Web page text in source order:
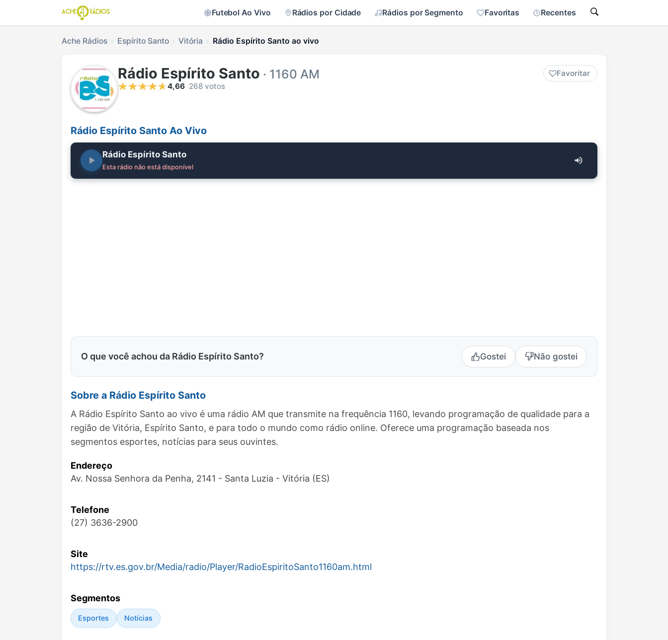
Futebol Ao Vivo Rádios por Cidade Rádios por Segmento Favoritas Recentes
Ache Rádios Espírito Santo Vitória Rádio Espírito Santo ao vivo
Rádio Espírito Santo · 1160 AM
Favoritar
4,66 268 votos
Rádio Espírito Santo Ao Vivo
Rádio Espírito Santo
Esta rádio não está disponível
O que você achou da Rádio Espírito Santo? Gostei Não gostei
Sobre a Rádio Espírito Santo
A Rádio Espírito Santo ao vivo é uma rádio AM que transmite na frequência 1160, levando programação de qualidade para a
região de Vitória, Espírito Santo, e para todo o mundo como rádio online. Oferece uma programação baseada nos
segmentos esportes, notícias para seus ouvintes.
Endereço
Av. Nossa Senhora da Penha, 2141 - Santa Luzia - Vitória (ES)
Telefone
(27) 3636-2900
Site
https://rtv.es.gov.br/Media/radio/Player/RadioEspiritoSanto1160am.html
Segmentos
Esportes Notícias